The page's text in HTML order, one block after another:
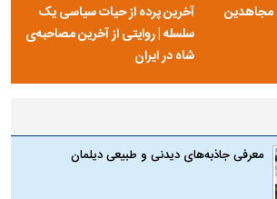
مجاهدین
آخرین پرده از حیات سیاسی یک
سلسله | روایتی از آخرین مصاحبه‌ی
شاه در ایران
معرفی جاذبه‌های دیدنی و طبیعی دیلمان